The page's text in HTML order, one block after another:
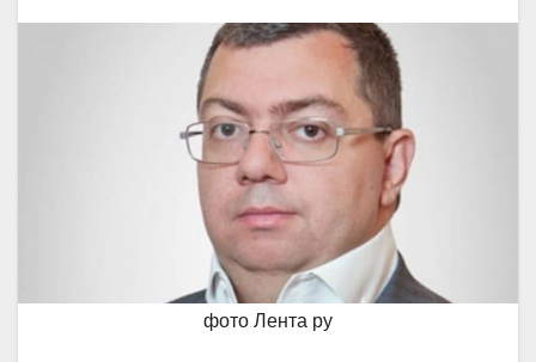
фото Лента ру